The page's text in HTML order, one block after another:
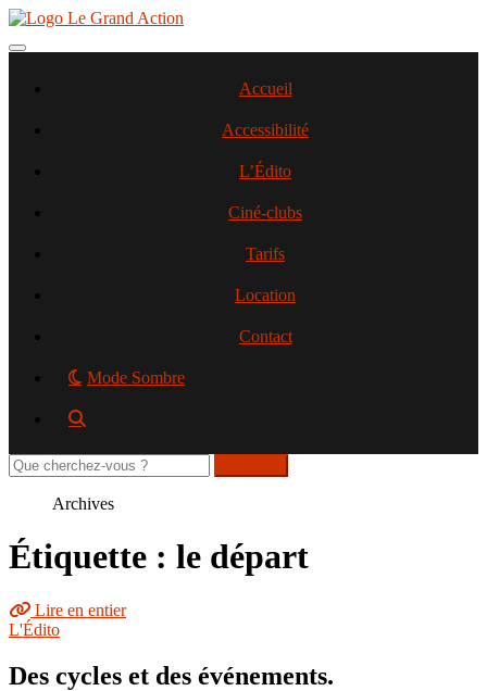
Aller
contenu
Toggle navigation
Accueil
Accessibilité
L’Édito
Ciné-clubs
Tarifs
Location
Contact
Mode Sombre
Rechercher
sur
Archives
Étiquette : le départ
Lire en entier
L'Édito
Des cycles et des événements.